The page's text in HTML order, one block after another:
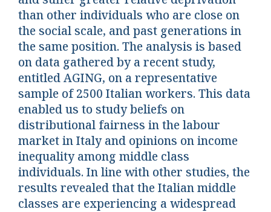
than other individuals who are close on
the social scale, and past generations in
the same position. The analysis is based
on data gathered by a recent study,
entitled AGING, on a representative
sample of 2500 Italian workers. This data
enabled us to study beliefs on
distributional fairness in the labour
market in Italy and opinions on income
inequality among middle class
individuals. In line with other studies, the
results revealed that the Italian middle
classes are experiencing a widespread